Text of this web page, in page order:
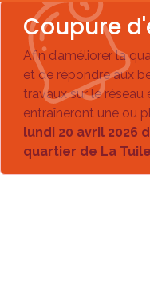
Coupure
Afin d’améliorer la
et de répondre aux
travaux sur le
entraîneront une ou
lundi 20 avril 2026
quartier de La